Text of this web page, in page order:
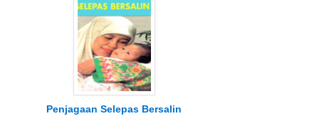
Penjagaan Selepas Bersalin